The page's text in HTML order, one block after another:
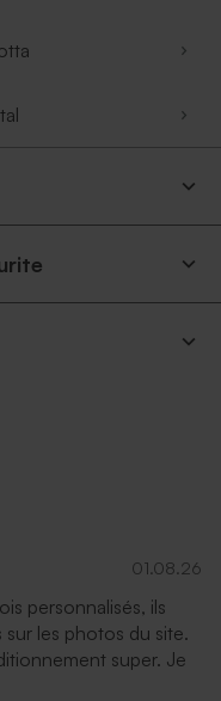
01.08.26
personnalisés, ils
les photos du site.
super. Je